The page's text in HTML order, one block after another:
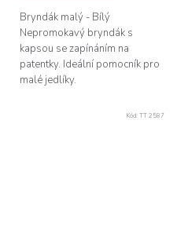
Bryndák malý - Bílý
Nepromokavý bryndák s
kapsou se zapínáním na
patentky. Ideální pomocník pro
malé jedlíky.
Kód: TT 2587